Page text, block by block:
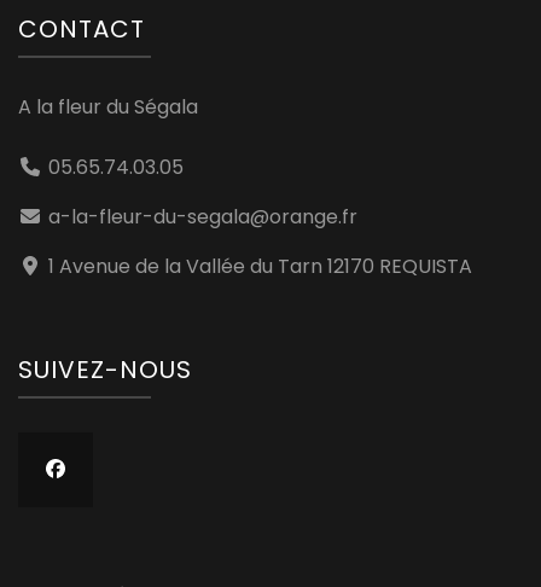
CONTACT
A la fleur du Ségala
05.65.74.03.05
a-la-fleur-du-segala@orange.fr
1 Avenue de la Vallée du Tarn 12170 REQUISTA
SUIVEZ-NOUS